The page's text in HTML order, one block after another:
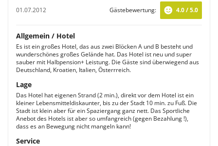
01.07.2012
Gästebewertung: 4.0 / 5.0
Allgemein / Hotel
Es ist ein großes Hotel, das aus zwei Blöcken A und B besteht und
wunderschönes großes Gelände hat. Das Hotel ist neu und super
sauber mit Halbpension+ Leistung. Die Gäste sind überwiegend aus
Deutschland, Kroatien, Italien, Österrreich.
Lage
Das Hotel hat eigenen Strand (2 min.), direkt vor dem Hotel ist ein
kleiner Lebensmitteldiskaunter, bis zu der Stadt 10 min. zu Fuß. Die
Stadt ist klein aber für ein Spaziergang ganz nett. Das Sportliche
Anebot des Hotels ist aber so umfangreich (gegen Bezahlung !),
dass es an Bewegung nicht mangeln kann!
Service